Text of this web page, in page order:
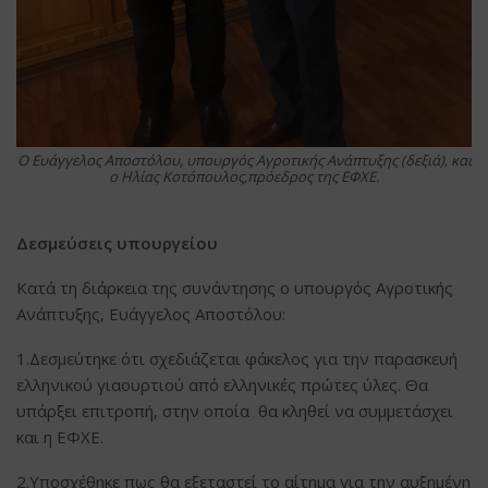
Ο Ευάγγελος Αποστόλου, υπουργός Αγροτικής Ανάπτυξης (δεξιά), και
ο Ηλίας Κοτόπουλος,πρόεδρος της ΕΦΧΕ.
Δεσμεύσεις υπουργείου
Κατά τη διάρκεια της συνάντησης ο υπουργός Αγροτικής
Ανάπτυξης, Ευάγγελος Αποστόλου:
1.Δεσμεύτηκε ότι σχεδιάζεται φάκελος για την παρασκευή
ελληνικού γιαουρτιού από ελληνικές πρώτες ύλες. Θα
υπάρξει επιτροπή, στην οποία θα κληθεί να συμμετάσχει
και η ΕΦΧΕ.
2.Υποσχέθηκε πως θα εξεταστεί το αίτημα για την αυξημένη